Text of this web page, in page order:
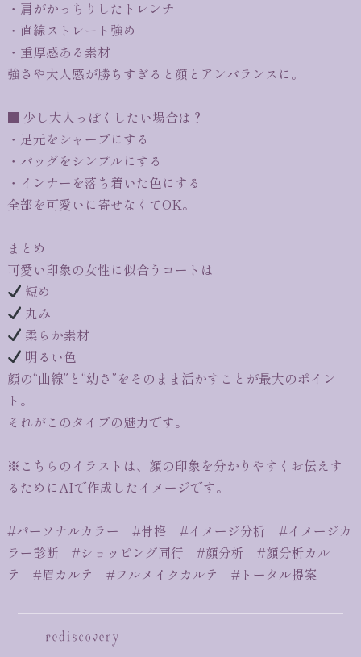
・肩がかっちりしたトレンチ
・直線ストレート強め
・重厚感ある素材
強さや大人感が勝ちすぎると顔とアンバランスに。
■ 少し大人っぽくしたい場合は？
・足元をシャープにする
・バッグをシンプルにする
・インナーを落ち着いた色にする
全部を可愛いに寄せなくてOK。
まとめ
可愛い印象の女性に似合うコートは
短め
丸み
柔らか素材
明るい色
顔の“曲線”と“幼さ”をそのまま活かすことが最大のポイン
ト。
それがこのタイプの魅力です。
※こちらのイラストは、顔の印象を分かりやすくお伝えす
るためにAIで作成したイメージです。
#パーソナルカラー #骨格 #イメージ分析 #イメージカ
ラー診断 #ショッピング同行 #顔分析 #顔分析カル
テ #眉カルテ #フルメイクカルテ #トータル提案